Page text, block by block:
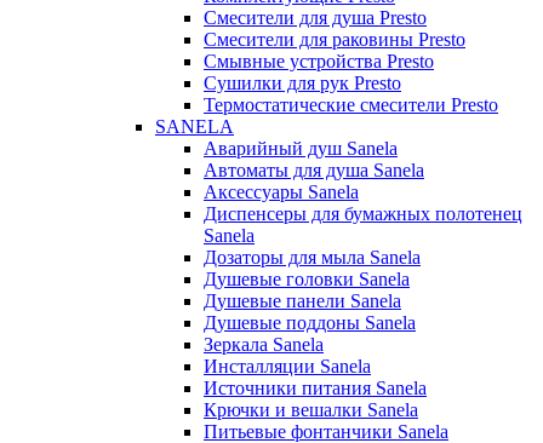
Смесители для душа Presto
Смесители для раковины Presto
Смывные устройства Presto
Сушилки для рук Presto
Термостатические смесители Presto
SANELA
Аварийный душ Sanela
Автоматы для душа Sanela
Аксессуары Sanela
Диспенсеры для бумажных полотенец
Sanela
Дозаторы для мыла Sanela
Душевые головки Sanela
Душевые панели Sanela
Душевые поддоны Sanela
Зеркала Sanela
Инсталляции Sanela
Источники питания Sanela
Крючки и вешалки Sanela
Питьевые фонтанчики Sanela